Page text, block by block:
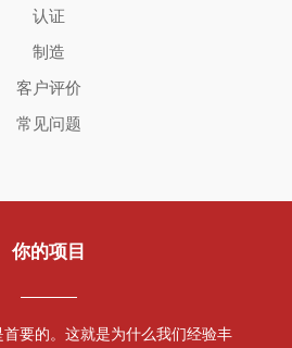
认证
制造
客户评价
常见问题
你的项目
要的。这就是为什么我们经验丰